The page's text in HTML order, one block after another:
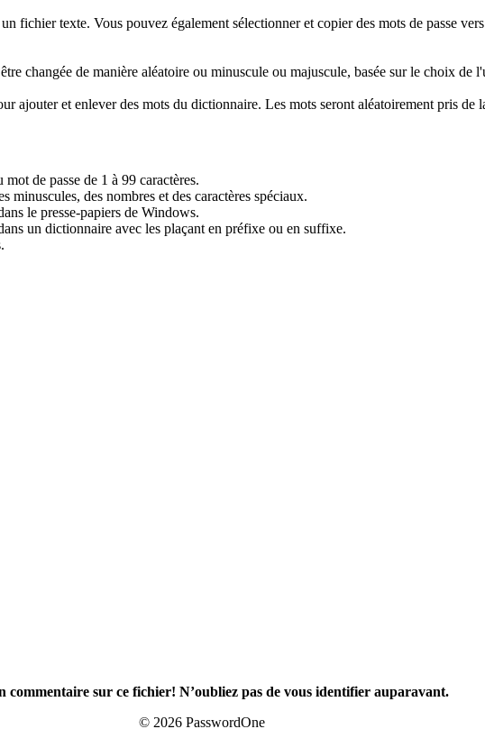
fichier texte. Vous pouvez également sélectionner et copier des mots de passe
changée de manière aléatoire ou minuscule ou majuscule, basée sur le choix de
ajouter et enlever des mots du dictionnaire. Les mots seront aléatoirement pris de
de passe de 1 à 99 caractères.
minuscules, des nombres et des caractères spéciaux.
le presse-papiers de Windows.
un dictionnaire avec les plaçant en préfixe ou en suffixe.
commentaire sur ce fichier! N’oubliez pas de vous identifier auparavant.
© 2026 PasswordOne